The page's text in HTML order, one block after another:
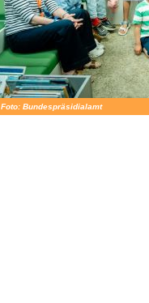
Foto: Bundespräsidialamt